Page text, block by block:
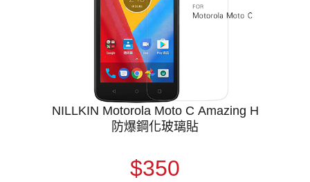
NILLKIN Motorola Moto C Amazing H
防爆鋼化玻璃貼
$350